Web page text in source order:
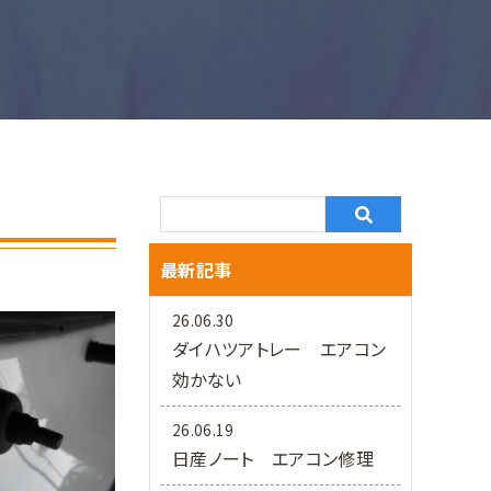
最新記事
26.06.30
ダイハツアトレー エアコン
効かない
26.06.19
日産ノート エアコン修理